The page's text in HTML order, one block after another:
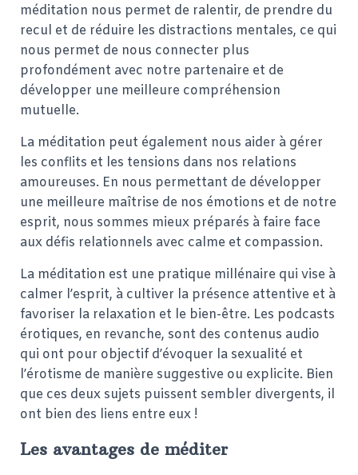
méditation nous permet de ralentir, de prendre du
recul et de réduire les distractions mentales, ce qui
nous permet de nous connecter plus
profondément avec notre partenaire et de
développer une meilleure compréhension
mutuelle.
La méditation peut également nous aider à gérer
les conflits et les tensions dans nos relations
amoureuses. En nous permettant de développer
une meilleure maîtrise de nos émotions et de notre
esprit, nous sommes mieux préparés à faire face
aux défis relationnels avec calme et compassion.
La méditation est une pratique millénaire qui vise à
calmer l’esprit, à cultiver la présence attentive et à
favoriser la relaxation et le bien-être. Les podcasts
érotiques, en revanche, sont des contenus audio
qui ont pour objectif d’évoquer la sexualité et
l’érotisme de manière suggestive ou explicite. Bien
que ces deux sujets puissent sembler divergents, il
ont bien des liens entre eux !
Les avantages de méditer